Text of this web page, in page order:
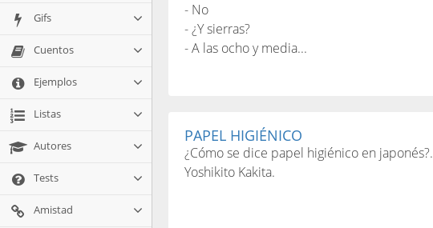
Gifs
Cuentos
Ejemplos
Listas
Autores
Tests
Amistad
- No
- ¿Y sierras?
- A las ocho y media...
PAPEL HIGIÉNICO
¿Cómo se dice papel higiénico en japonés?.
Yoshikito Kakita.